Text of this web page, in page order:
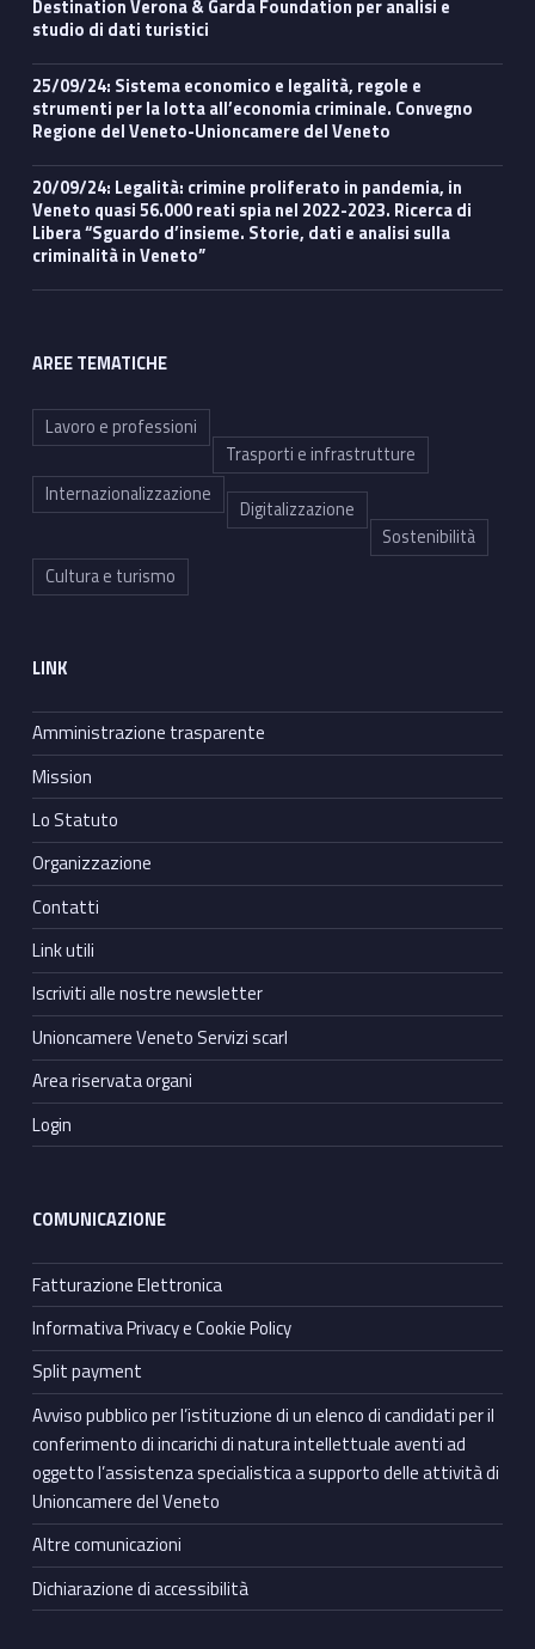
Destination Verona & Garda Foundation per analisi e
studio di dati turistici
25/09/24: Sistema economico e legalità, regole e
strumenti per la lotta all’economia criminale. Convegno
Regione del Veneto-Unioncamere del Veneto
20/09/24: Legalità: crimine proliferato in pandemia, in
Veneto quasi 56.000 reati spia nel 2022-2023. Ricerca di
Libera “Sguardo d’insieme. Storie, dati e analisi sulla
criminalità in Veneto”
AREE TEMATICHE
Lavoro e professioni
Trasporti e infrastrutture
Internazionalizzazione
Digitalizzazione
Sostenibilità
Cultura e turismo
LINK
Amministrazione trasparente
Mission
Lo Statuto
Organizzazione
Contatti
Link utili
Iscriviti alle nostre newsletter
Unioncamere Veneto Servizi scarl
Area riservata organi
Login
COMUNICAZIONE
Fatturazione Elettronica
Informativa Privacy e Cookie Policy
Split payment
Avviso pubblico per l’istituzione di un elenco di candidati per il
conferimento di incarichi di natura intellettuale aventi ad
oggetto l’assistenza specialistica a supporto delle attività di
Unioncamere del Veneto
Altre comunicazioni
Dichiarazione di accessibilità